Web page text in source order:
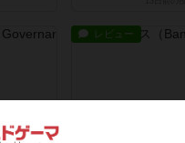
レビュー